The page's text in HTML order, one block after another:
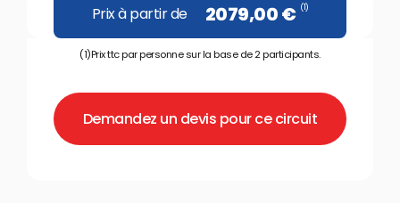
Prix à partir de 2079,00€ (1)
(1)Prix ttc par personne sur la base de 2 participants.
Demandez un devis pour ce circuit